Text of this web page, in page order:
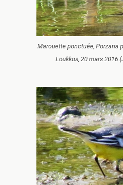
Marouette ponctuée, Porzana
Loukkos, 20 mars 2016